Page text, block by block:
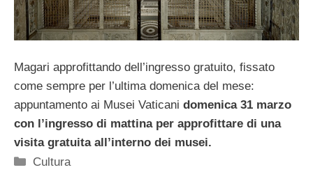
Magari approfittando dell’ingresso gratuito, fissato
come sempre per l’ultima domenica del mese:
appuntamento ai Musei Vaticani domenica 31 marzo
con l’ingresso di mattina per approfittare di una
visita gratuita all’interno dei musei.
Categorie
Cultura